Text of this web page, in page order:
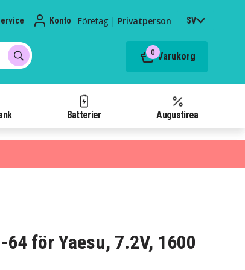
Konto Företag | Privatperson SV
0 Varukorg
Batterier Augustirea
för Yaesu, 7.2V, 1600